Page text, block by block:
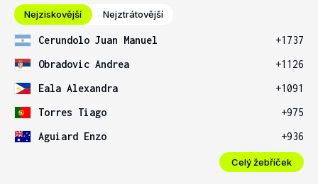
Nejziskovější Nejztrátovější
Cerundolo Juan Manuel
+1737
Obradovic Andrea
+1126
Eala Alexandra
+1091
Torres Tiago
+975
Aguiard Enzo
+936
Celý žebříček